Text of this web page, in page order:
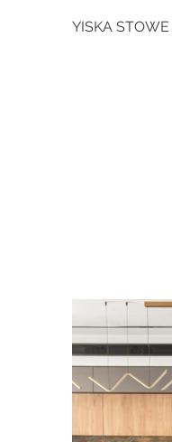
YISKA